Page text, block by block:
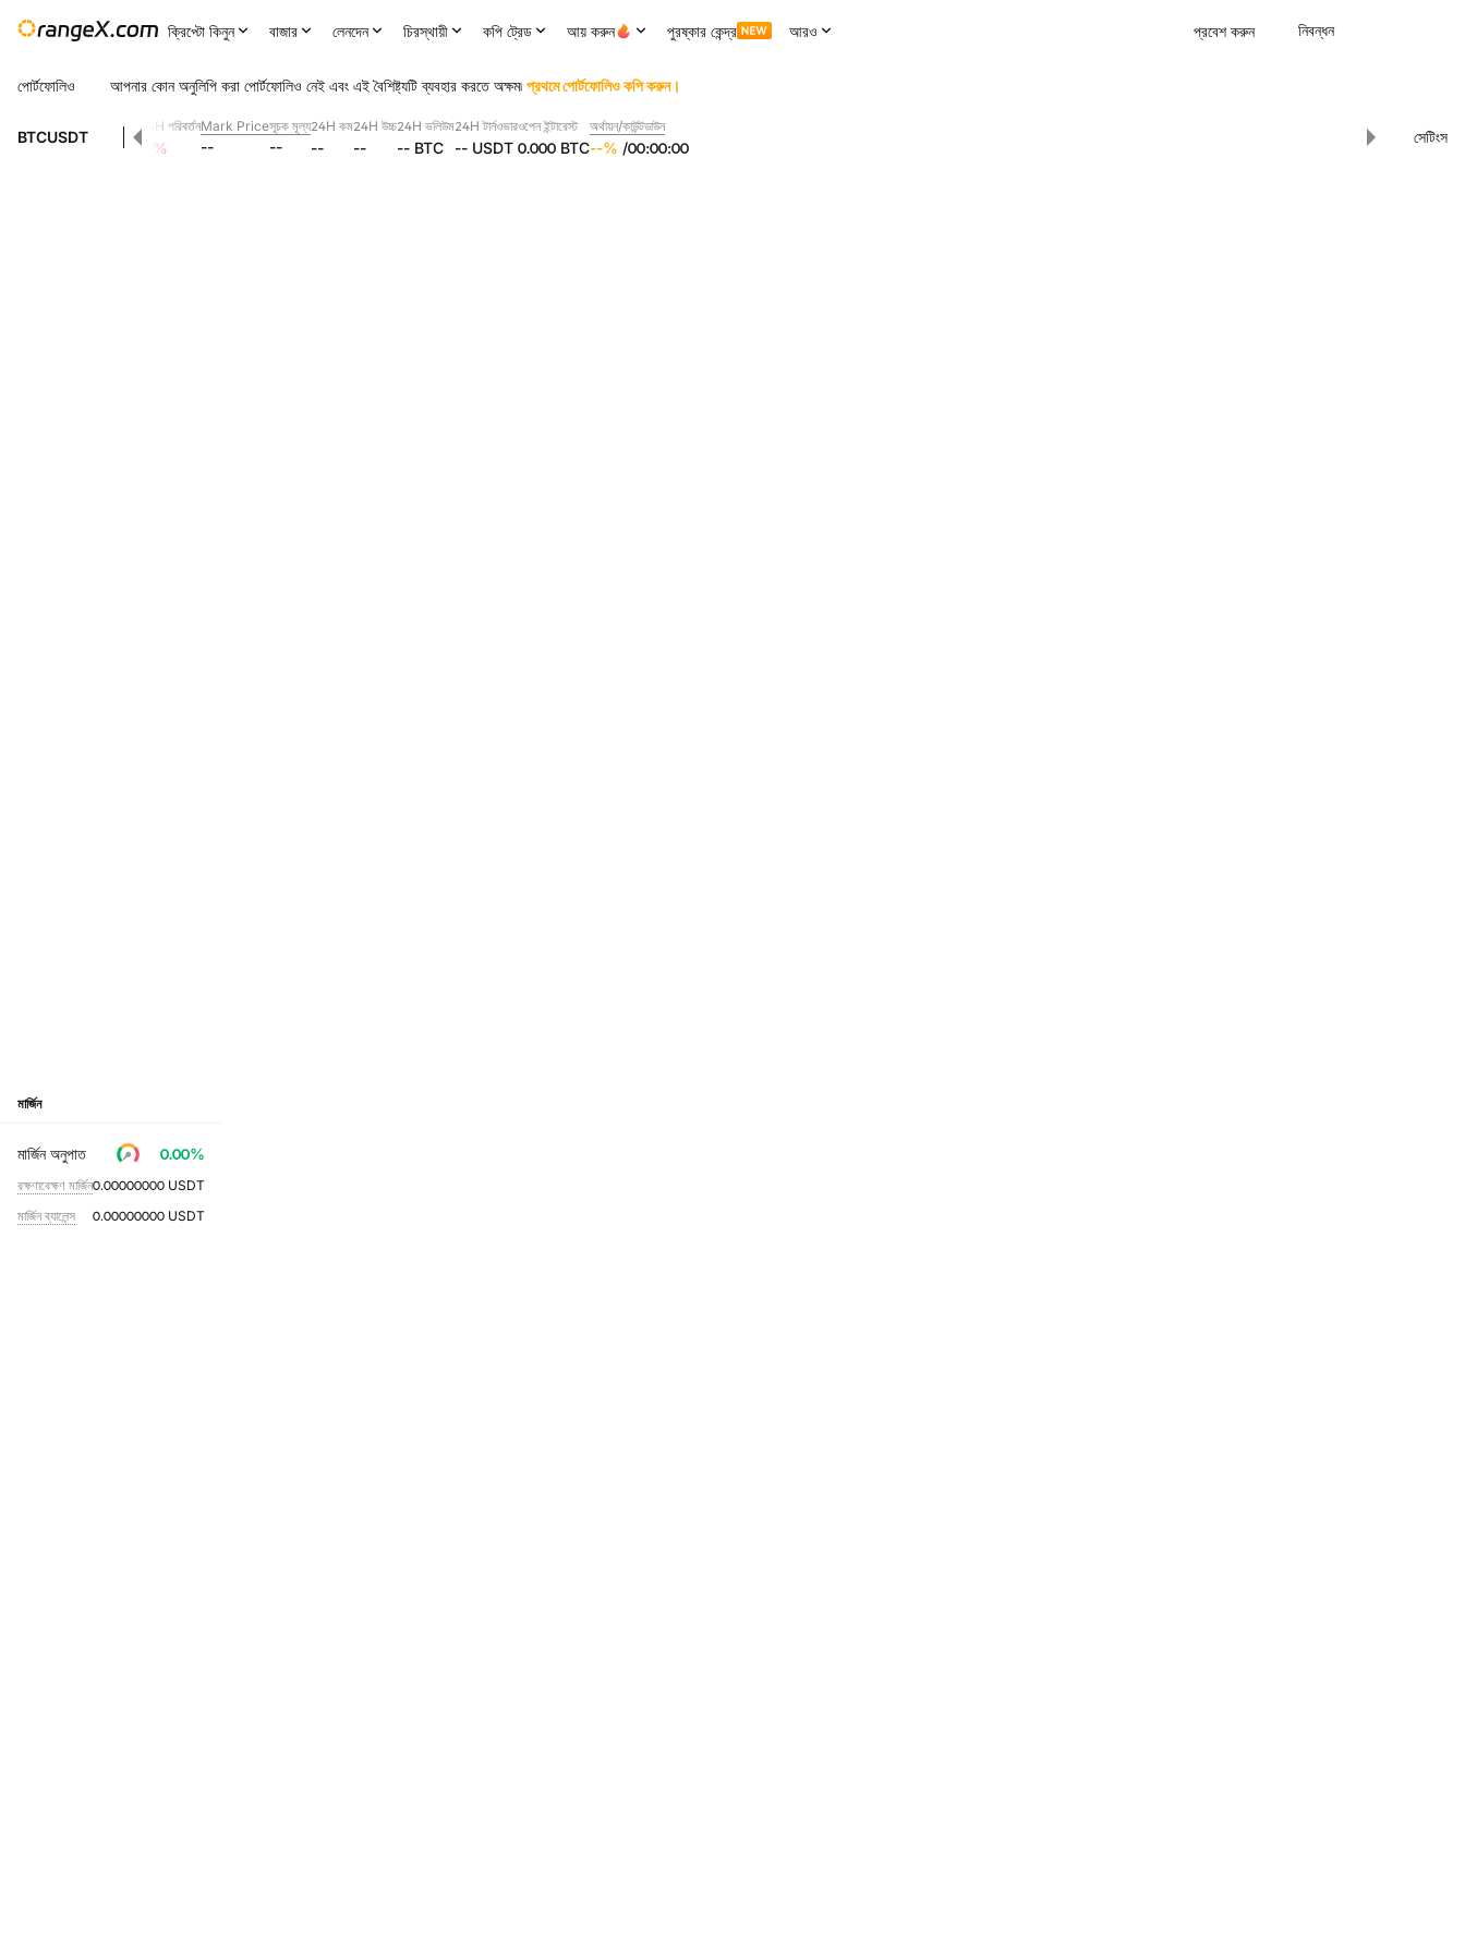
ক্রিপ্টো কিনুন বাজার লেনদেন চিরস্থায়ী কপি ট্রেড আয় করুন পুরষ্কার কেন্দ্র আরও প্রবেশ করুন নিবন্ধন
পোর্টফোলিও আপনার কোন অনুলিপি করা পোর্টফোলিও নেই এবং এই বৈশিষ্ট্যটি ব্যবহার করতে অক্ষম৷ প্রথমে পোর্টফোলিও কপি করুন।
BTCUSDT --
24H পরিবর্তন
-- %
Mark Price
--
সূচক মূল্য
--
24H কম
--
24H উচ্চ
--
24H ভলিউম
-- BTC
24H টার্নওভার
-- USDT
ওপেন ইন্টারেস্ট
0.000 BTC
অর্থায়ন/কাউন্টডাউন
--% /00:00:00
সেটিংস
মার্জিন
মার্জিন অনুপাত 0.00%
রক্ষণাবেক্ষণ মার্জিন0.00000000 USDT
মার্জিন ব্যালেন্স
0.00000000 USDT